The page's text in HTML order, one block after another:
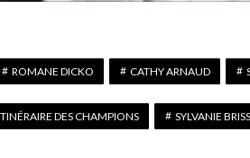
ROMANE DICKO CATHY ARNAUD
DES CHAMPIONS SYLVANIE